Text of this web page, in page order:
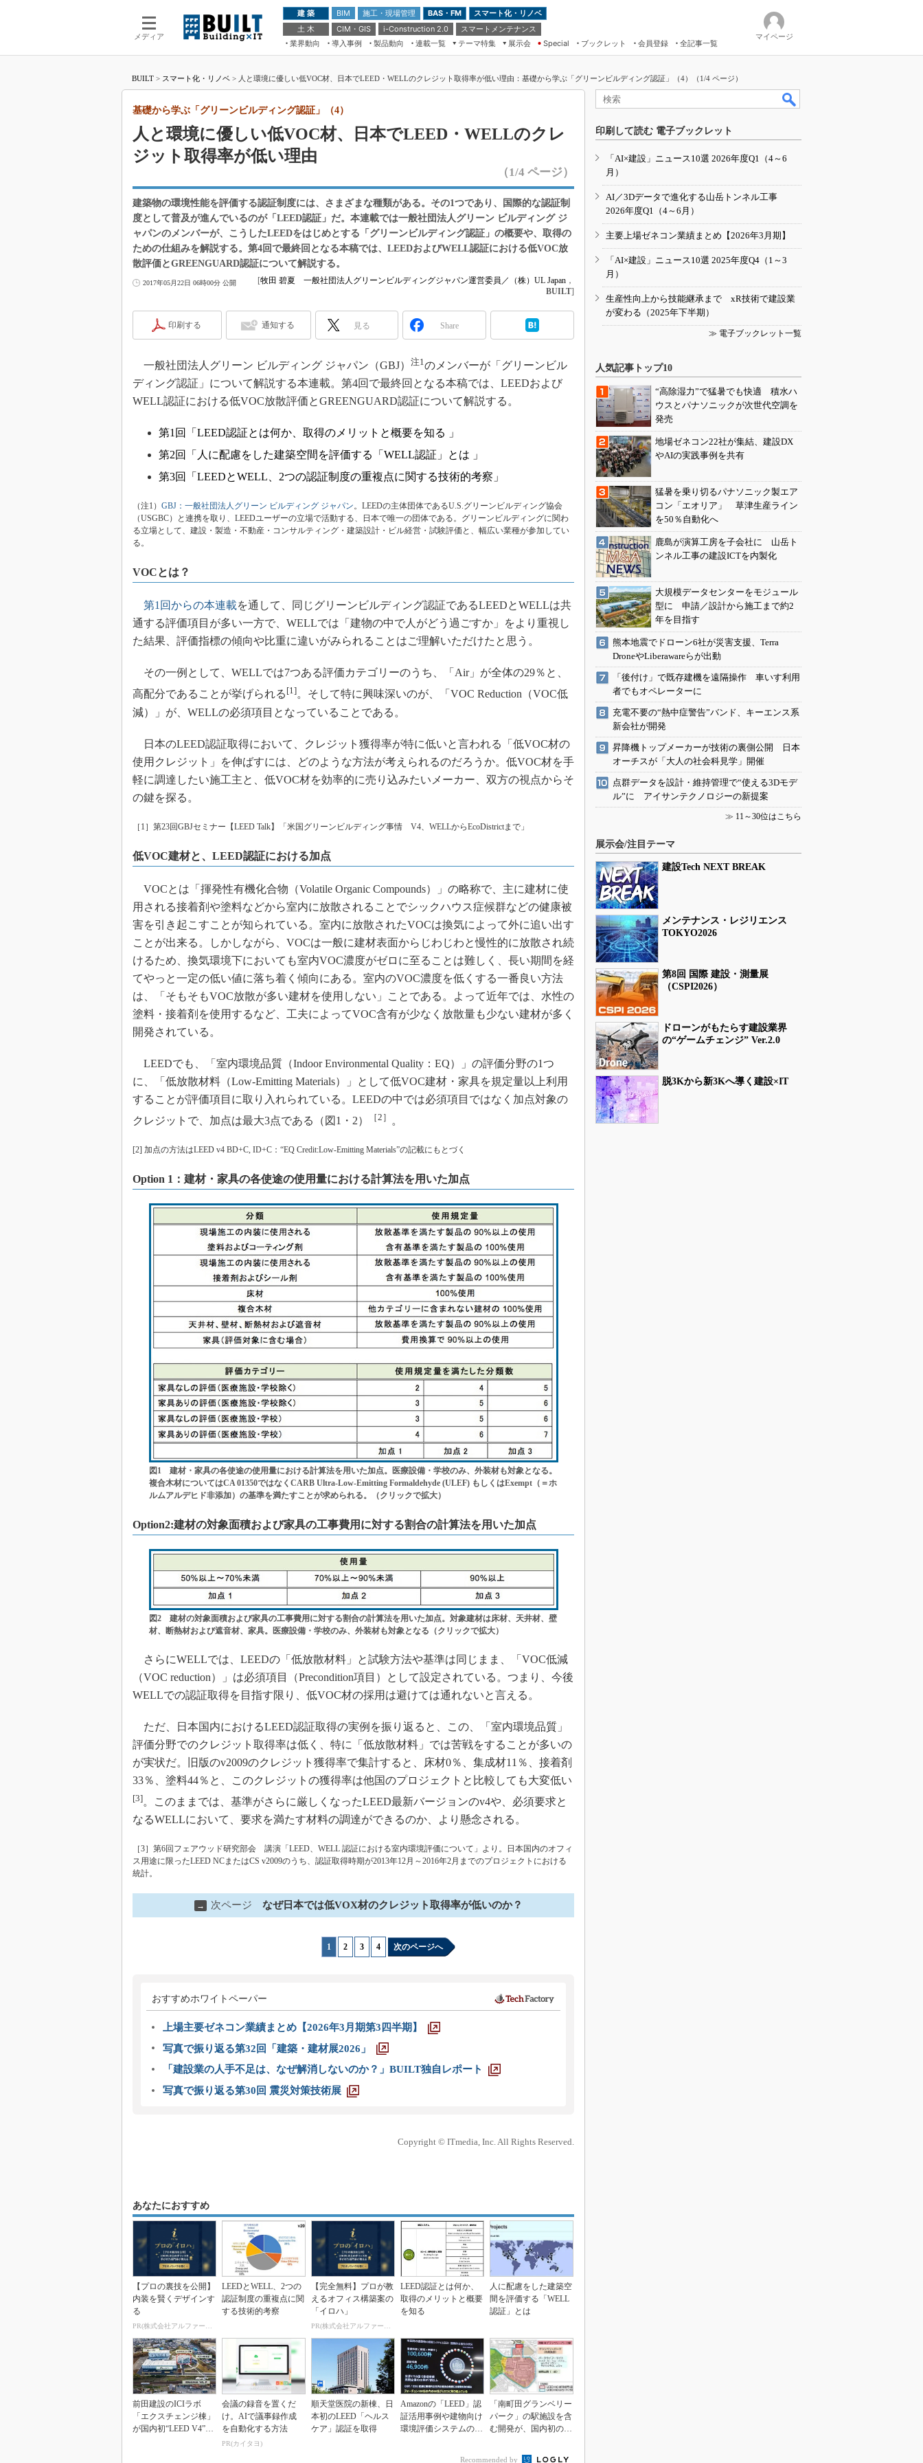
メディア
建 築 BIM 施工・現場管理 BAS・FM
スマート化・リノベ
土 木
CIM・GIS i-Construction 2.0
スマートメンテナンス
業界動向
導入事例 製品動向 連載一覧
テーマ特集
ドローンがもたらす建設業界の“ゲー
ムチェンジ” Ver.2.0
脱3Kから新3Kへ導く建設×IT
“Society5.0”時代のスマートビル
展示会
第8回 国際 建設・測量展
築・土木・不動産の先端技術展－
2020
日本 ものづくりワールド 2020
メンテナンス・レジリエンスTOKYO
2019
Special ブックレット 会員登録 全記事一覧
マイページ
BUILT > スマート化・リノベ > 人と環境に優しい低VOC材、日本でLEED・WELLのクレジット取得率が低い理由：基礎から学ぶ「グリーンビルディング認証」（4）（1/4 ページ）
人と環境に優しい低VOC材、日本でLEED・WELLのクレ
ジット取得率が低い理由
基礎から学ぶ「グリーンビルディング認証」（4）
（1/4 ページ）
建築物の環境性能を評価する認証制度には、さまざまな種類がある。その1つであり、国際的な認証制
度として普及が進んでいるのが「LEED認証」だ。本連載では一般社団法人グリーン ビルディング ジ
ャパンのメンバーが、こうしたLEEDをはじめとする「グリーンビルディング認証」の概要や、取得の
ための仕組みを解説する。第4回で最終回となる本稿では、LEEDおよびWELL認証における低VOC放
散評価とGREENGUARD認証について解説する。
2017年05月22日 06時00分 公開 [牧田 碧夏 一般社団法人グリーンビルディングジャパン運営委員／（株）UL Japan ，
BUILT]
印刷する 通知する 見る Share
一般社団法人グリーン ビルディング ジャパン（GBJ） 注1のメンバーが「グリーンビル
ディング認証」について解説する本連載。第4回で最終回となる本稿では、LEEDおよび
WELL認証における低VOC放散評価とGREENGUARD認証について解説する。
第1回「LEED認証とは何か、取得のメリットと概要を知る 」
第2回「人に配慮をした建築空間を評価する「WELL認証」とは 」
第3回「LEEDとWELL、2つの認証制度の重複点に関する技術的考察」
（注1） GBJ：一般社団法人グリーン ビルディング ジャパン。LEEDの主体団体であるU.S.グリーンビルディング協会
（USGBC）と連携を取り、LEEDユーザーの立場で活動する、日本で唯一の団体である。グリーンビルディングに関わ
る立場として、建設・製造・不動産・コンサルティング・建築設計・ビル経営・試験評価と、幅広い業種が参加してい
る。
VOCとは？
第1回からの本連載を通して、同じグリーンビルディング認証であるLEEDとWELLは共
通する評価項目が多い一方で、WELLでは「建物の中で人がどう過ごすか」をより重視し
た結果、評価指標の傾向や比重に違いがみられることはご理解いただけたと思う。
その一例として、WELLでは7つある評価カテゴリーのうち、「Air」が全体の29％と、
高配分であることが挙げられる [1]。そして特に興味深いのが、「VOC Reduction（VOC低
減）」が、WELLの必須項目となっていることである。
日本のLEED認証取得において、クレジット獲得率が特に低いと言われる「低VOC材の
使用クレジット」を伸ばすには、どのような方法が考えられるのだろうか。低VOC材を手
軽に調達したい施工主と、低VOC材を効率的に売り込みたいメーカー、双方の視点からそ
の鍵を探る。
［1］第23回GBJセミナー【LEED Talk】「米国グリーンビルディング事情 V4、WELLからEcoDistrictまで」
低VOC建材と、LEED認証における加点
VOCとは「揮発性有機化合物（Volatile Organic Compounds）」の略称で、主に建材に使
用される接着剤や塗料などから室内に放散されることでシックハウス症候群などの健康被
害を引き起こすことが知られている。室内に放散されたVOCは換気によって外に追い出す
ことが出来る。しかしながら、VOCは一般に建材表面からじわじわと慢性的に放散され続
けるため、換気環境下においても室内VOC濃度がゼロに至ることは難しく、長い期間を経
てやっと一定の低い値に落ち着く傾向にある。室内のVOC濃度を低くする一番良い方法
は、「そもそもVOC放散が多い建材を使用しない」ことである。よって近年では、水性の
塗料・接着剤を使用するなど、工夫によってVOC含有が少なく放散量も少ない建材が多く
開発されている。
LEEDでも、「室内環境品質（Indoor Environmental Quality：EQ）」の評価分野の1つ
に、「低放散材料（Low-Emitting Materials）」として低VOC建材・家具を規定量以上利用
することが評価項目に取り入れられている。LEEDの中では必須項目ではなく加点対象の
クレジットで、加点は最大3点である（図1・2）
［2］ 。
[2] 加点の方法はLEED v4 BD+C, ID+C：“EQ Credit:Low-Emitting Materials”の記載にもとづく
Option 1：建材・家具の各使途の使用量における計算法を用いた加点
図1 建材・家具の各使途の使用量における計算法を用いた加点。医療設備・学校のみ、外装材も対象となる。
複合木材についてはCA 01350ではなくCARB Ultra-Low-Emitting Formaldehyde (ULEF) もしくはExempt（＝ホ
ルムアルデヒド非添加）の基準を満たすことが求められる。（クリックで拡大）
Option2:建材の対象面積および家具の工事費用に対する割合の計算法を用いた加点
図2 建材の対象面積および家具の工事費用に対する割合の計算法を用いた加点。対象建材は床材、天井材、壁
材、断熱材および遮音材、家具。医療設備・学校のみ、外装材も対象となる（クリックで拡大）
さらにWELLでは、LEEDの「低放散材料」と試験方法や基準は同じまま、「VOC低減
（VOC reduction）」は必須項目（Precondition項目）として設定されている。つまり、今後
WELLでの認証取得を目指す限り、低VOC材の採用は避けては通れないと言える。
ただ、日本国内におけるLEED認証取得の実例を振り返ると、この、「室内環境品質」
評価分野でのクレジット取得率は低く、特に「低放散材料」では苦戦をすることが多いの
が実状だ。旧版のv2009のクレジット獲得率で集計すると、床材0％、集成材11％、接着剤
33％、塗料44％と、このクレジットの獲得率は他国のプロジェクトと比較しても大変低い
[3]。このままでは、基準がさらに厳しくなったLEED最新バージョンのv4や、必須要求と
なるWELLにおいて、要求を満たす材料の調達ができるのか、より懸念される。
［3］第6回フェアウッド研究部会 講演「LEED、WELL 認証における室内環境評価について」より。日本国内のオフィ
ス用途に限ったLEED NCまたはCS v2009のうち、認証取得時期が2013年12月～2016年2月までのプロジェクトにおける
統計。
→ 次ページ なぜ日本では低VOX材のクレジット取得率が低いのか？
1 2 3 4 次のページへ
おすすめホワイトペーパー
上場主要ゼネコン業績まとめ【2026年3月期第3四半期】
写真で振り返る第32回「建築・建材展2026」
「建設業の人手不足は、なぜ解消しないのか？」BUILT独自レポート
写真で振り返る第30回 震災対策技術展
Copyright © ITmedia, Inc. All Rights Reserved.
あなたにおすすめ
【プロの裏技を公開】
内装を賢くデザインす
る
LEEDとWELL、2つの
認証制度の重複点に関
する技術的考察
【完全無料】プロが教
えるオフィス構築案の
「イロハ」
LEED認証とは何か、
取得のメリットと概要
を知る
人に配慮をした建築空
間を評価する「WELL
認証」とは
前田建設のICIラボ
「エクスチェンジ棟」
が国内初“LEED V4”で
会議の録音を置くだ
け。AIで議事録作成
を自動化する方法
PR(カイタヨ)
順天堂医院の新棟、日
本初のLEED「ヘルス
ケア」認証を取得
Amazonの「LEED」認
証活用事例や建物向け
環境評価システムの未
「南町田グランベリー
パーク」の駅施設を含
む開発が、国内初の
Recommended by
印刷して読む 電子ブックレット
「AI×建設」ニュース10選 2026年度Q1（4～6
月）
AI／3Dデータで進化する山岳トンネル工事
2026年度Q1（4～6月）
主要上場ゼネコン業績まとめ【2026年3月期】
「AI×建設」ニュース10選 2025年度Q4（1～3
月）
生産性向上から技能継承まで xR技術で建設業
が変わる（2025年下半期）
≫ 電子ブックレット一覧
人気記事トップ10
“高除湿力”で猛暑でも快適 積水ハ
ウスとパナソニックが次世代空調を
発売
地場ゼネコン22社が集結、建設DX
やAIの実践事例を共有
猛暑を乗り切るパナソニック製エア
コン「エオリア」 草津生産ライン
を50％自動化へ
鹿島が演算工房を子会社に 山岳ト
ンネル工事の建設ICTを内製化
大規模データセンターをモジュール
型に 申請／設計から施工まで約2
年を目指す
熊本地震でドローン6社が災害支援、Terra
DroneやLiberawareらが出動
「後付け」で既存建機を遠隔操作 車いす利用
者でもオペレーターに
充電不要の“熱中症警告”バンド、キーエンス系
新会社が開発
昇降機トップメーカーが技術の裏側公開 日本
オーチスが「大人の社会科見学」開催
点群データを設計・維持管理で“使える3Dモデ
ル”に アイサンテクノロジーの新提案
≫ 11～30位はこちら
展示会/注目テーマ
建設Tech NEXT BREAK
メンテナンス・レジリエンス
TOKYO2026
第8回 国際 建設・測量展
（CSPI2026）
ドローンがもたらす建設業界
の“ゲームチェンジ” Ver.2.0
脱3Kから新3Kへ導く建設×IT